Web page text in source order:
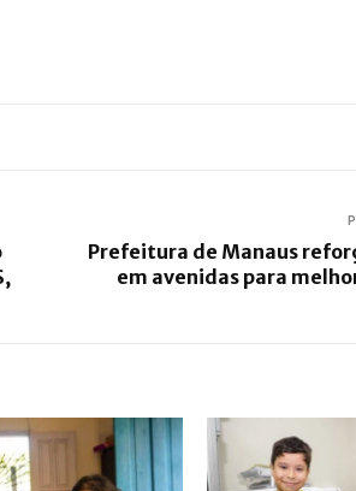
Prefeitura de Manaus
em avenidas para